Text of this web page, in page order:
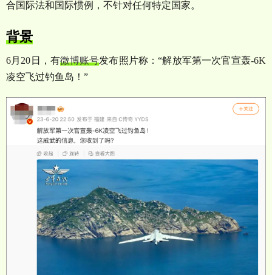
合国际法和国际惯例，不针对任何特定国家。
背景
6月 20 日，有微博账号发布照片称：“解放军第一次官宣轰-6K
凌空飞过钓鱼岛！ ”